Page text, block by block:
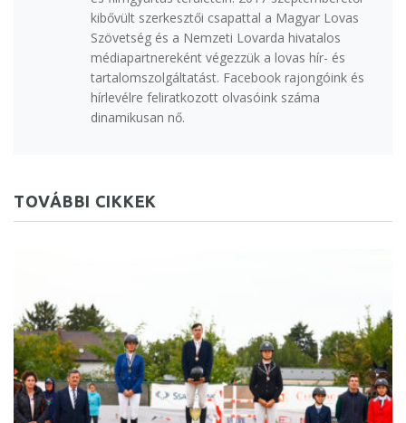
kibővült szerkesztői csapattal a Magyar Lovas
Szövetség és a Nemzeti Lovarda hivatalos
médiapartnereként végezzük a lovas hír- és
tartalomszolgáltatást. Facebook rajongóink és
hírlevélre feliratkozott olvasóink száma
dinamikusan nő.
TOVÁBBI CIKKEK